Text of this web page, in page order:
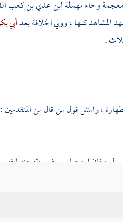
معجمة وحاء مهملة ابن عدي بن كعب
المشاهد كلها ، وولي الخلافة بعدأبي
.
، وامتثل قول من قال من
، فإنابن عباس رضي الله عنهما
، ولم يعارض في فهمه للحصر وفي